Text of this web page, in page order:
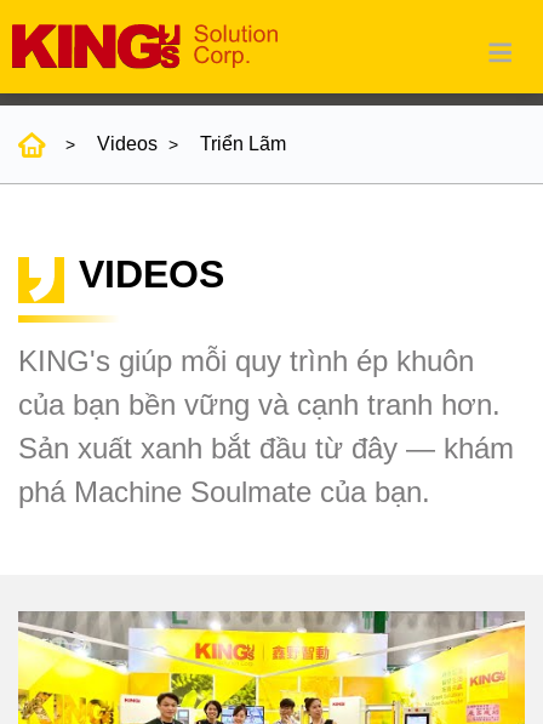
Videos Triển Lãm
VIDEOS
KING's giúp mỗi quy trình ép khuôn
của bạn bền vững và cạnh tranh hơn.
Sản xuất xanh bắt đầu từ đây — khám
phá Machine Soulmate của bạn.